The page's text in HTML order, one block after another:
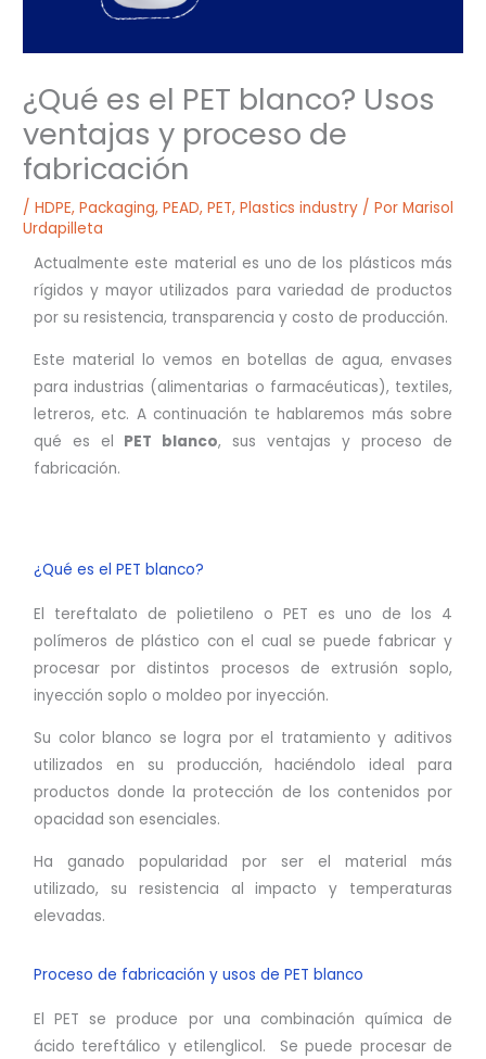
¿Qué es el PET blanco? Usos
ventajas y proceso de
fabricación
/HDPE,Packaging,PEAD,PET,Plastics industry / PorMarisol
Urdapilleta
Actualmente este material es uno de los plásticos más
rígidos y mayor utilizados para variedad de productos
por su resistencia, transparencia y costo de producción.
Este material lo vemos en botellas de agua, envases
para industrias (alimentarias o farmacéuticas), textiles,
letreros, etc. A continuación te hablaremos más sobre
qué es el PET blanco, sus ventajas y proceso de
fabricación.
¿Qué es el PET blanco?
El tereftalato de polietileno o PET es uno de los 4
polímeros de plástico con el cual se puede fabricar y
procesar por distintos procesos de extrusión soplo,
inyección soplo o moldeo por inyección.
Su color blanco se logra por el tratamiento y aditivos
utilizados en su producción, haciéndolo ideal para
productos donde la protección de los contenidos por
opacidad son esenciales.
Ha ganado popularidad por ser el material más
utilizado, su resistencia al impacto y temperaturas
elevadas.
Proceso de fabricación y usos de PET blanco
El PET se produce por una combinación química de
ácido tereftálico y etilenglicol. Se puede procesar de